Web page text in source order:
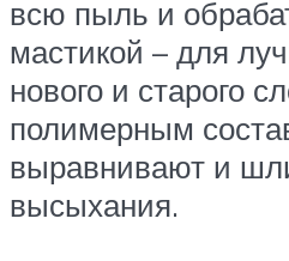
всю пыль и
мастикой – для
нового и старого
полимерным
выравнивают и
высыхания.